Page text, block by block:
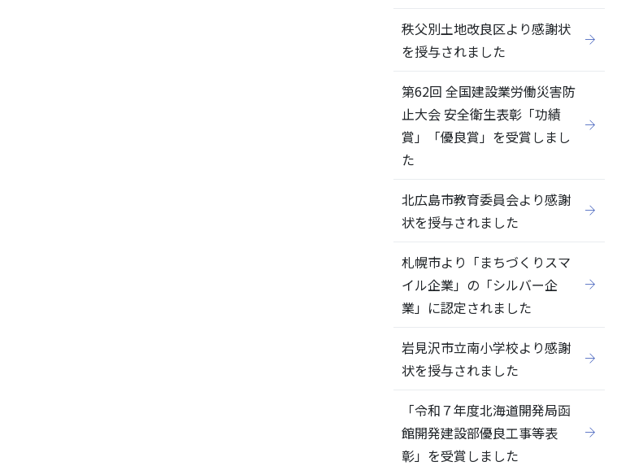
秩父別土地改良区より感謝状
を授与されました
第62回 全国建設業労働災害防
止大会 安全衛生表彰「功績
賞」「優良賞」を受賞しまし
た
北広島市教育委員会より感謝
状を授与されました
札幌市より「まちづくりスマ
イル企業」の「シルバー企
業」に認定されました
岩見沢市立南小学校より感謝
状を授与されました
「令和７年度北海道開発局函
館開発建設部優良工事等表
彰」を受賞しました